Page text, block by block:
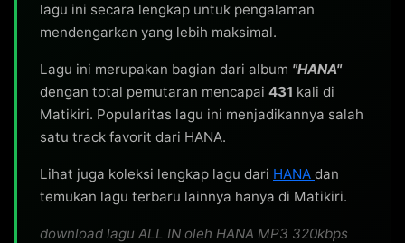
lagu ini secara lengkap untuk pengalaman
mendengarkan yang lebih maksimal.
Lagu ini merupakan bagian dari album "HANA"
dengan total pemutaran mencapai 431 kali di
Matikiri. Popularitas lagu ini menjadikannya salah
satu track favorit dari HANA.
Lihat juga koleksi lengkap lagu dari HANA dan
temukan lagu terbaru lainnya hanya di Matikiri.
download lagu ALL IN oleh HANA MP3 320kbps